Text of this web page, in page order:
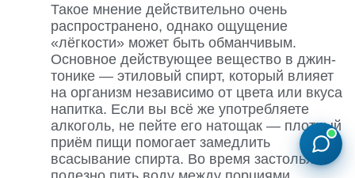
Такое мнение действительно очень
распространено, однако ощущение
«лёгкости» может быть обманчивым.
Основное действующее вещество в джин-
тонике — этиловый спирт, который влияет
на организм независимо от цвета или вкуса
напитка. Если вы всё же употребляете
алкоголь, не пейте его натощак — плотный
приём пищи помогает замедлить
всасывание спирта. Во время застолья